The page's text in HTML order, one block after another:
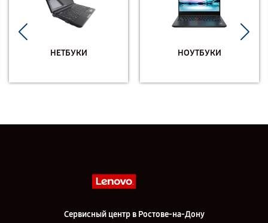
НЕТБУКИ НОУТБУКИ
Сервисный центр в Ростове-на-Дону